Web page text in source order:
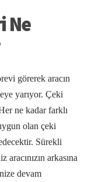
Ne
görerek aracın
yarıyor. Çeki
ne kadar farklı
olan çeki
Sürekli
arkasına
devam